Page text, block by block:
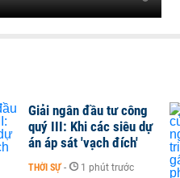
hàng, các quỹ và hàng
Giải ngân đầu tư công
quý III: Khi các siêu dự
án áp sát 'vạch đích'
THỜI SỰ - 1 phút trước